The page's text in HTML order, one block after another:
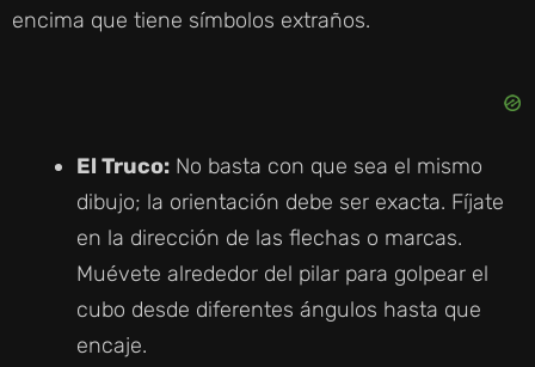
encima que tiene símbolos extraños.
El Truco: No basta con que sea el mismo
dibujo; la orientación debe ser exacta. Fíjate
en la dirección de las flechas o marcas.
Muévete alrededor del pilar para golpear el
cubo desde diferentes ángulos hasta que
encaje.